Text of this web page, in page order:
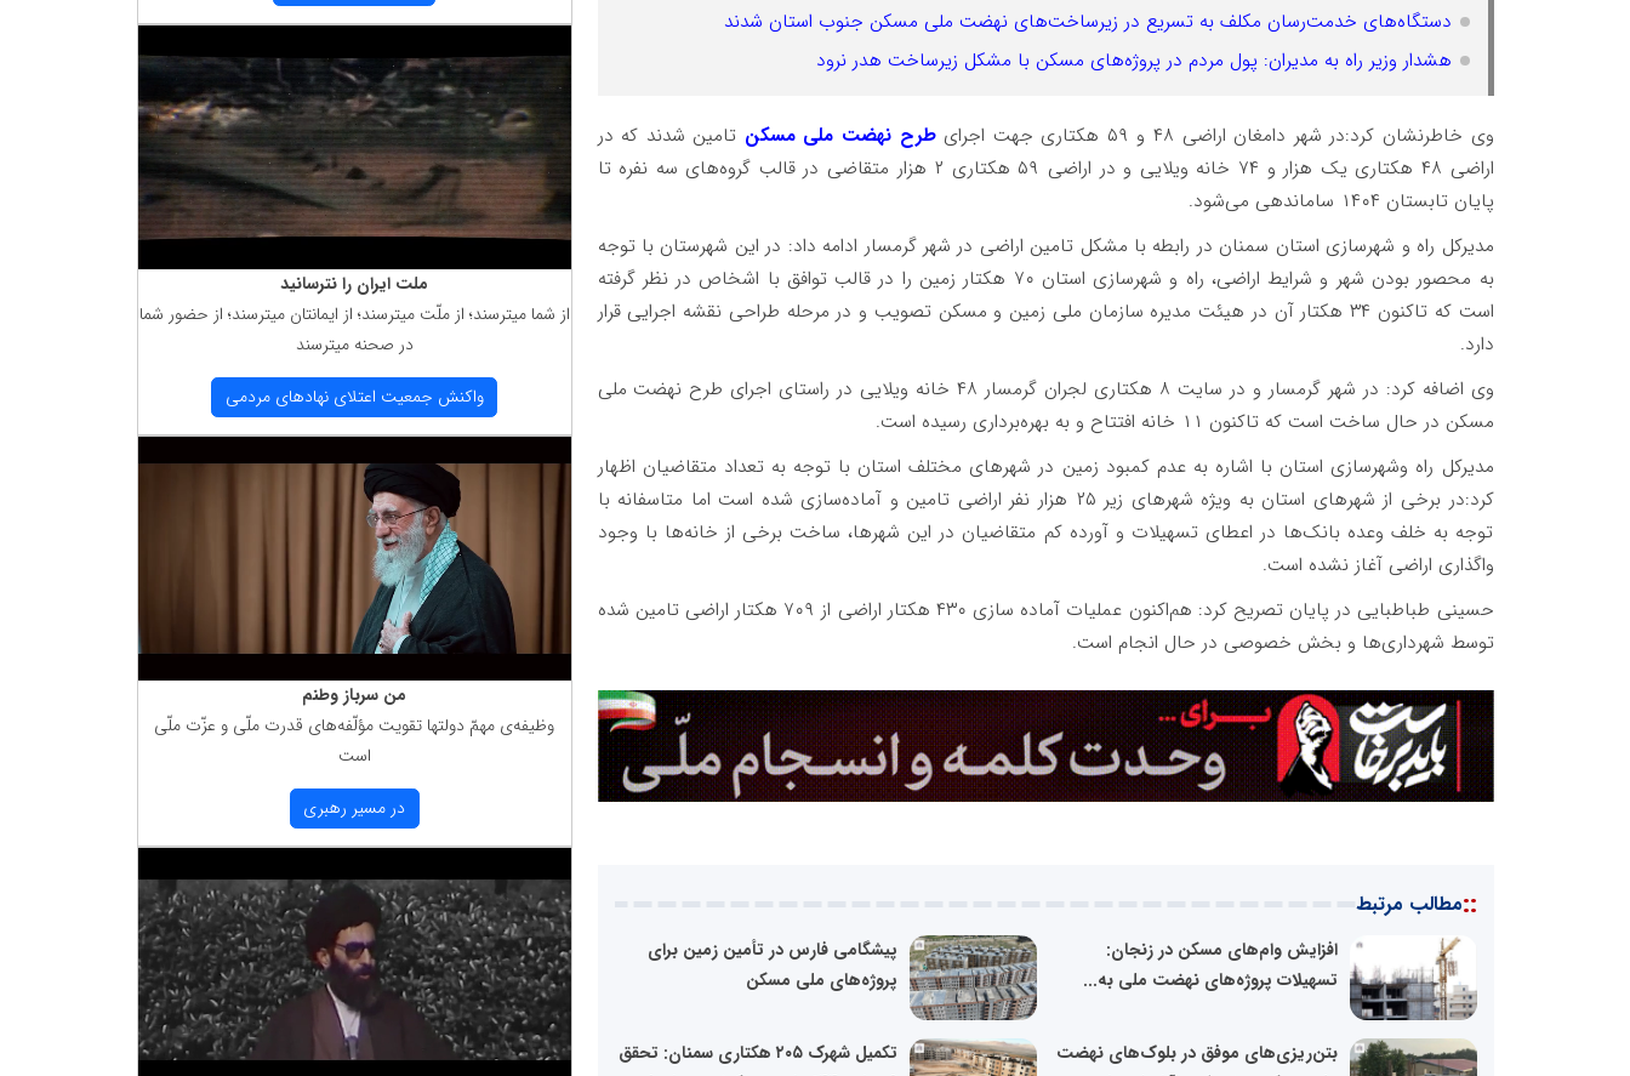
دستگاه‌های خدمت‌رسان مکلف به تسریع در زیرساخت‌های نهضت ملی مسکن جنوب استان شدند
هشدار وزیر راه به مدیران: پول مردم در پروژه‌های مسکن با مشکل زیرساخت هدر نرود
وی خاطرنشان کرد:در شهر دامغان اراضی ۴۸ و ۵۹ هکتاری جهت اجرای طرح نهضت ملی مسکن تامین شدند که در
اراضی ۴۸ هکتاری یک هزار و ۷۴ خانه ویلایی و در اراضی ۵۹ هکتاری ۲ هزار متقاضی در قالب گروه‌های سه نفره تا
پایان تابستان ۱۴۰۴ ساماندهی می‌شود.
مدیرکل راه و شهرسازی استان سمنان در رابطه با مشکل تامین اراضی در شهر گرمسار ادامه داد: در این شهرستان با توجه
به محصور بودن شهر و شرایط اراضی، راه و شهرسازی استان ۷۰ هکتار زمین را در قالب توافق با اشخاص در نظر گرفته
است که تاکنون ۳۴ هکتار آن در هیئت مدیره سازمان ملی زمین و مسکن تصویب و در مرحله طراحی نقشه اجرایی قرار
دارد.
وی اضافه کرد: در شهر گرمسار و در سایت ۸ هکتاری لجران گرمسار ۴۸ خانه ویلایی در راستای اجرای طرح نهضت ملی
مسکن در حال ساخت است که تاکنون ۱۱ خانه افتتاح و به بهره‌برداری رسیده است.
مدیرکل راه وشهرسازی استان با اشاره به عدم کمبود زمین در شهرهای مختلف استان با توجه به تعداد متقاضیان اظهار
کرد:در برخی از شهرهای استان به ویژه شهرهای زیر ۲۵ هزار نفر اراضی تامین و آماده‌سازی شده است اما متاسفانه با
توجه به خلف وعده بانک‌ها در اعطای تسهیلات و آورده کم متقاضیان در این شهرها، ساخت برخی از خانه‌ها با وجود
واگذاری اراضی آغاز نشده است.
حسینی طباطبایی در پایان تصریح کرد: هم‌اکنون عملیات آماده سازی ۴۳۰ هکتار اراضی از ۷۰۹ هکتار اراضی تامین شده
توسط شهرداری‌ها و بخش خصوصی در حال انجام است.
::مطالب مرتبط
افزایش وام‌های مسکن در زنجان:
تسهیلات پروژه‌های نهضت ملی به...
پیشگامی فارس در تأمین زمین برای
پروژه‌های ملی مسکن
بتن‌ریزی‌های موفق در بلوک‌های نهضت
تکمیل شهرک ۲۰۵ هکتاری سمنان: تحقق
ملت ایران را نترسانید
از شما میترسند؛ از ملّت میترسند؛ از ایمانتان میترسند؛ از حضور شما
در صحنه میترسند
واكنش جمعیت اعتلای نهادهای مردمی
من سرباز وطنم
وظیفه‌ی مهمّ دولتها تقویت مؤلّفه‌های قدرت ملّی و عزّت ملّی
است
در مسیر رهبری